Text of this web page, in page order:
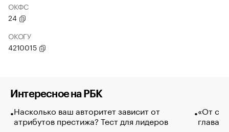
ОКФС
24
ОКОГУ
4210015
Интересное на РБК
Насколько ваш авторитет зависит от
атрибутов престижа? Тест для лидеров
«От
глава